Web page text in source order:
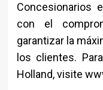
Concesionarios
con el
garantizar la
los clientes.
Holland, visite